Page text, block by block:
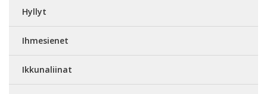
Hyllyt
Ihmesienet
Ikkunaliinat